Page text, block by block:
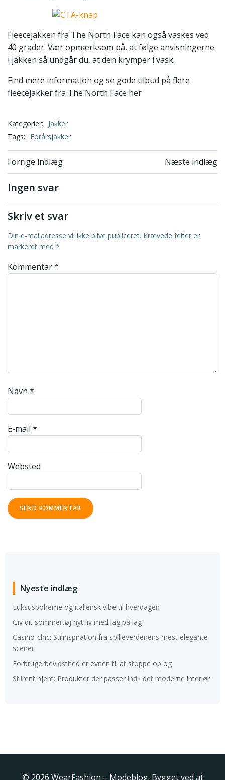
Fleecejakken fra The North Face kan også vaskes ved
40 grader. Vær opmærksom på, at følge anvisningerne
i jakken så undgår du, at den krymper i vask.
Find mere information og se gode tilbud på flere
fleecejakker fra The North Face her
Kategorier:
Jakker
Tags:
Forårsjakker
Indlægsnavigation
Forrige indlæg Næste indlæg
Ingen svar
Skriv et svar
Din e-mailadresse vil ikke blive publiceret. Krævede felter er
markeret med *
Kommentar*
Navn *
E-mail *
Websted
Nyeste indlæg
Luksusboheme og italiensk vibe til hverdagen
Giv dit sommertøj nyt liv med lag på lag
Casino-chic: Stilinspiration fra spilleverdenens mest elegante
scener
Forbrugerbevidsthed er evnen til at stoppe op og
Stilrent hjem: Produkter der passer ind i det moderne interiør
© 2026 WearFashion – Modeblog. Bygget ved at